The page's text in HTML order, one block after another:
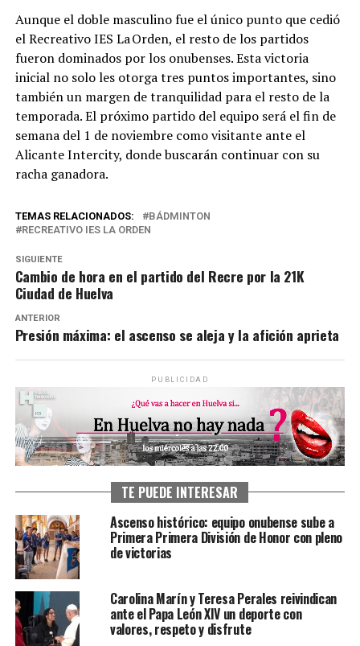
Aunque el doble masculino fue el único punto que cedió
el Recreativo IES La Orden, el resto de los partidos
fueron dominados por los onubenses. Esta victoria
inicial no solo les otorga tres puntos importantes, sino
también un margen de tranquilidad para el resto de la
temporada. El próximo partido del equipo será el fin de
semana del 1 de noviembre como visitante ante el
Alicante Intercity, donde buscarán continuar con su
racha ganadora.
TEMAS RELACIONADOS:
BÁDMINTON
RECREATIVO IES LA ORDEN
SIGUIENTE
Cambio de hora en el partido del Recre por la 21K
Ciudad de Huelva
ANTERIOR
Presión máxima: el ascenso se aleja y la afición aprieta
PUBLICIDAD
TE PUEDE INTERESAR
Ascenso histórico: equipo onubense sube a
Primera Primera División de Honor con pleno
de victorias
Carolina Marín y Teresa Perales reivindican
ante el Papa León XIV un deporte con
valores, respeto y disfrute